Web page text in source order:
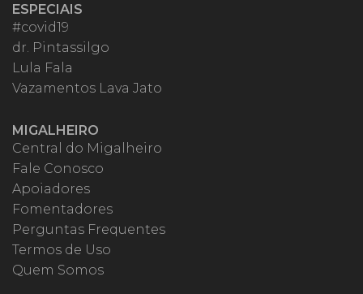
ESPECIAIS
#covid19
dr. Pintassilgo
Lula Fala
Vazamentos Lava Jato
MIGALHEIRO
Central do Migalheiro
Fale Conosco
Apoiadores
Fomentadores
Perguntas Frequentes
Termos de Uso
Quem Somos